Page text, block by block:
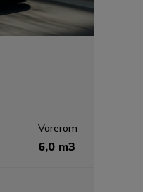
Varerom
6,0 m3